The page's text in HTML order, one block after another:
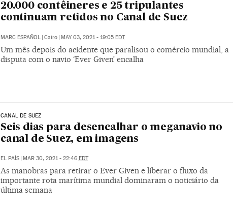
20.000 contêineres e 25 tripulantes
continuam retidos no Canal de Suez
MARC ESPAÑOL Cairo MAY 03, 2021 - 19:05 EDT
Um mês depois do acidente que paralisou o comércio mundial, a
disputa com o navio ‘Ever Given’ encalha
CANAL DE SUEZ
Seis dias para desencalhar o meganavio no
canal de Suez, em imagens
EL PAÍS | MAR 30, 2021 - 22:46 EDT
As manobras para retirar o Ever Given e liberar o fluxo da
importante rota marítima mundial dominaram o noticiário da
última semana